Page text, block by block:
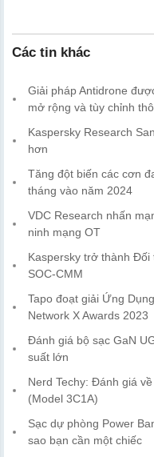
Các tin khác
Giải pháp Antidrone
mở rộng và tùy chỉnh
Kaspersky Research
hơn
Tăng đột biến các cơn
tháng vào năm 2024
VDC Research nhấn
ninh mạng OT
Kaspersky trở thành
SOC-CMM
Tapo đoạt giải Ứng
Network X Awards 2023
Đánh giá bộ sạc GaN
suất lớn
Nerd Techy: Đánh giá
(Model 3C1A)
Sạc dự phòng Power
sao bạn cần một chiếc